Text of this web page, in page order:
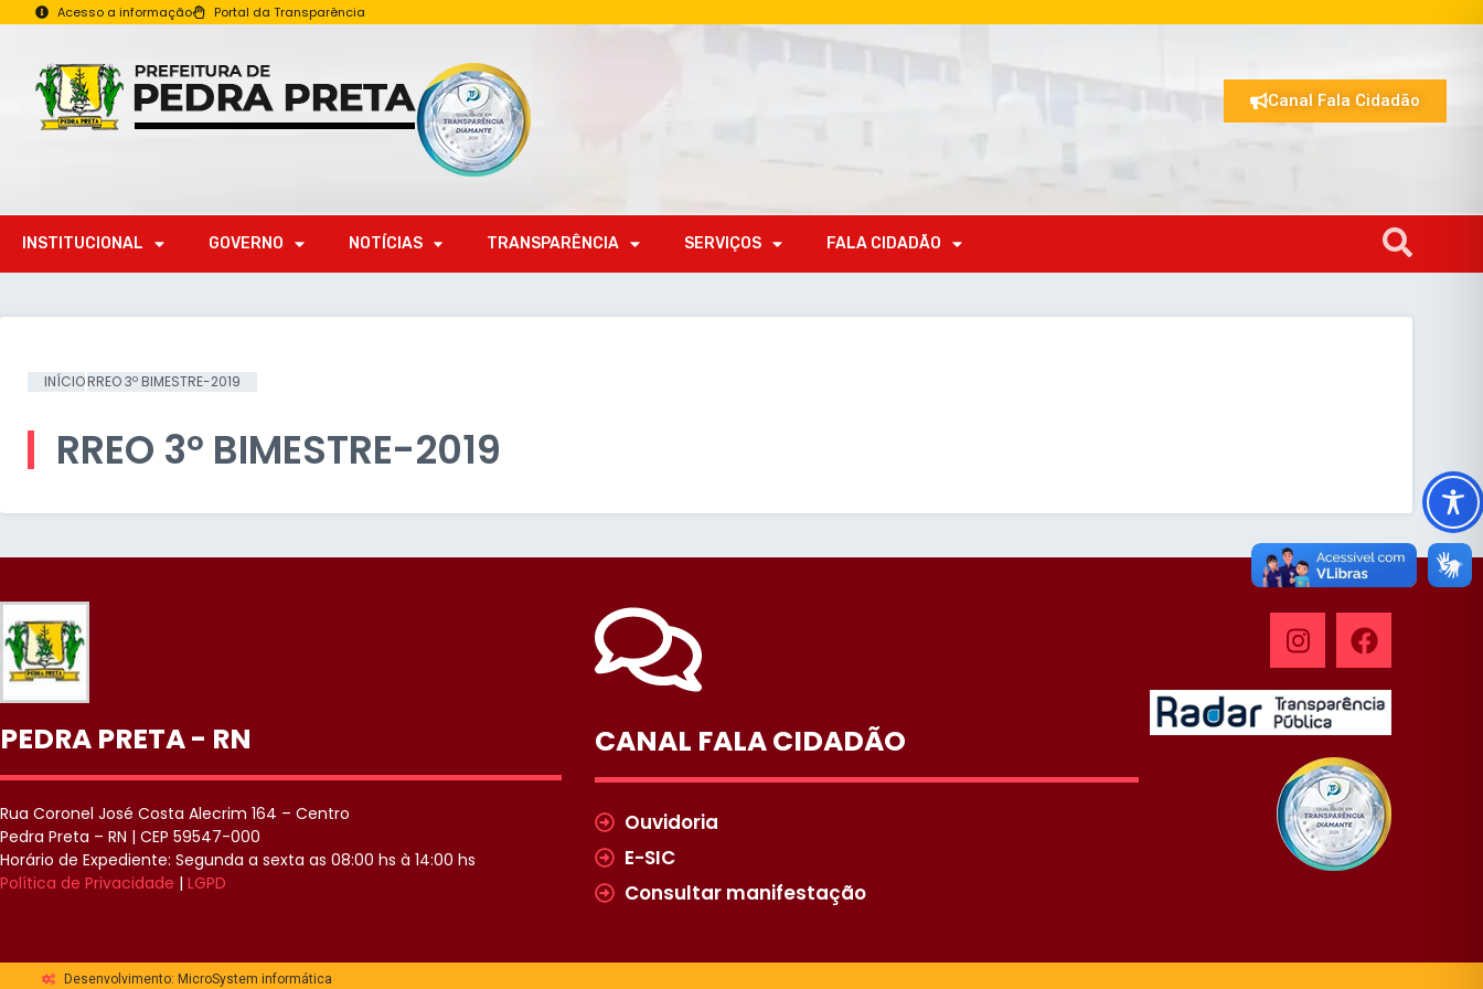
Acesso a informação Portal da Transparência
Canal Fala Cidadão
INSTITUCIONAL GOVERNO NOTÍCIAS TRANSPARÊNCIA SERVIÇOS FALA CIDADÃO
INÍCIORREO 3º BIMESTRE-2019
RREO 3º BIMESTRE-2019
PEDRA PRETA - RN
Rua Coronel José Costa Alecrim 164 – Centro
Pedra Preta – RN | CEP 59547-000
Horário de Expediente: Segunda a sexta as 08:00 hs à 14:00 hs
Política de Privacidade | LGPD
CANAL FALA CIDADÃO
Ouvidoria
E-SIC
Consultar manifestação
Desenvolvimento: MicroSystem informática